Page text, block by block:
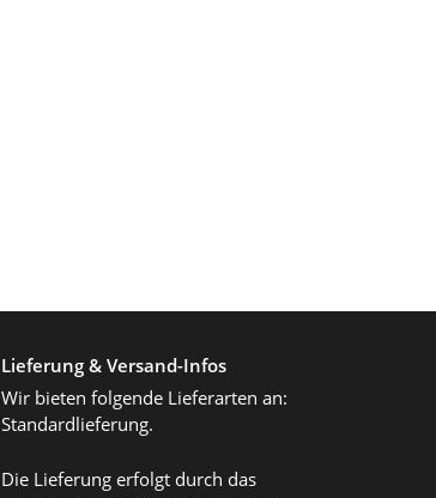
Lieferung & Versand-Infos
Wir bieten folgende Lieferarten an:
Standardlieferung.
Die Lieferung erfolgt durch das